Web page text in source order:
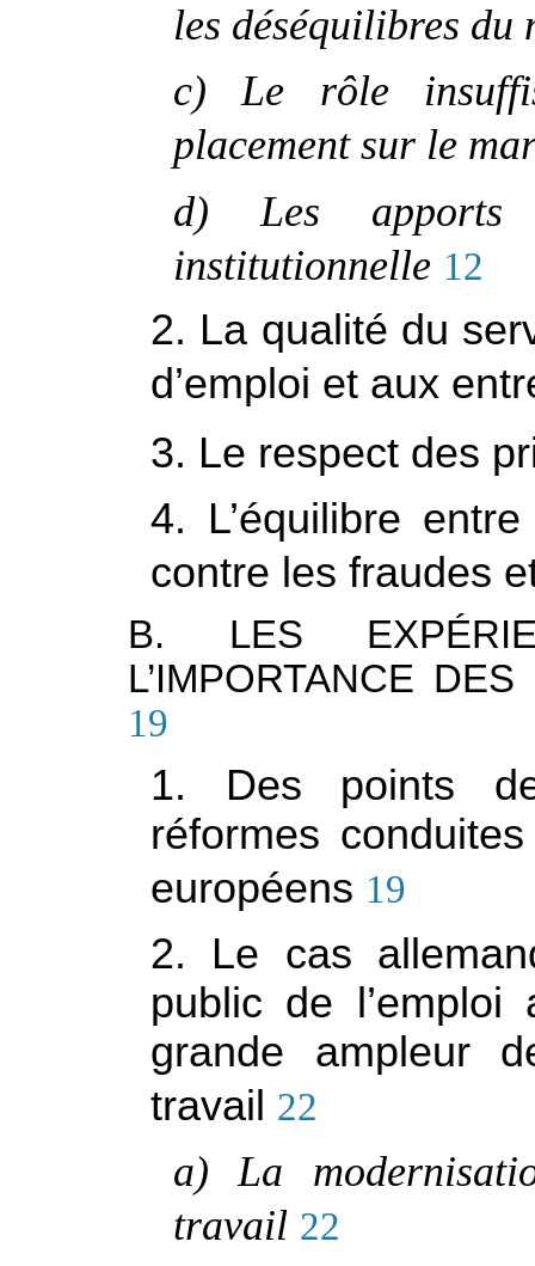
les déséquilibres
c) Le rôle
placement sur le
d) Les apports
institutionnelle 12
2. La qualité du
d’emploi et aux
3. Le respect des
4. L’équilibre
contre les fraudes
B. LES
L’IMPORTANCE
19
1. Des points
réformes
européens 19
2. Le cas
public de l’emploi
grande ampleur
travail 22
a) La
travail 22